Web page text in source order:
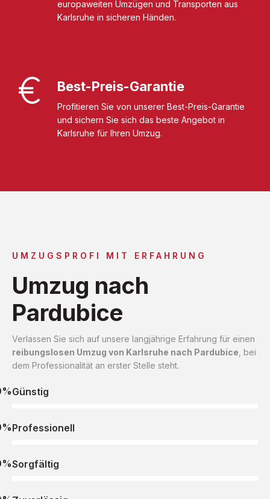
europaweiten Umzügen und Transporten aus
Karlsruhe in sicheren Händen.
Best-Preis-Garantie
Profitieren Sie von unserer Best-Preis-Garantie
und sichern Sie sich das beste Angebot in
Karlsruhe für Ihren Umzug.
UMZUGSPROFI MIT ERFAHRUNG
Umzug nach
Pardubice
Verlassen Sie sich auf unsere langjährige Erfahrung für einen
reibungslosen Umzug von Karlsruhe nach Pardubice , bei
dem Professionalität an erster Stelle steht.
Günstig
Professionell
Sorgfältig